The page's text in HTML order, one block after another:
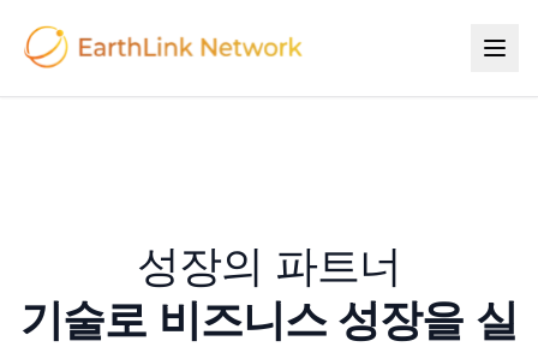
성장의 파트너
기술로 비즈니스 성장을 실